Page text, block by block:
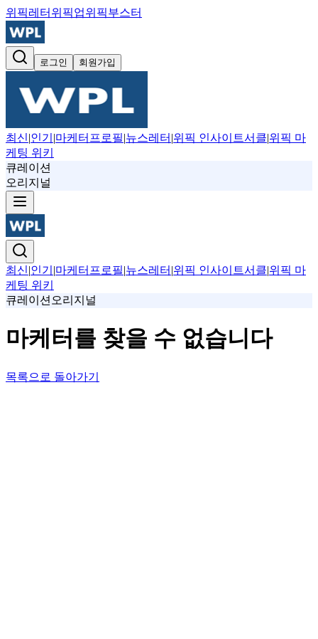
위픽레터 위픽업위픽부스터
로그인 회원가입
최신|인기 |마케터프로필|뉴스레터 |위픽 인사이트서클|위픽 마
케팅 위키
큐레이션
오리지널
최신|인기 |마케터프로필|뉴스레터 |위픽 인사이트서클|위픽 마
케팅 위키
큐레이션 오리지널
마케터를 찾을 수 없습니다
목록으로 돌아가기